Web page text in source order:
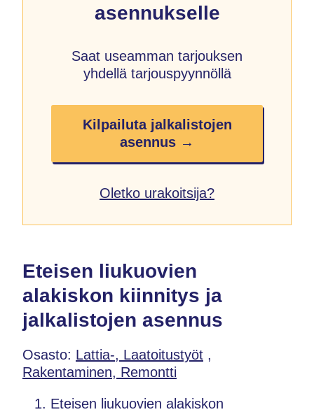
asennukselle
Saat useamman tarjouksen
yhdellä tarjouspyynnöllä
Kilpailuta jalkalistojen
asennus →
Oletko urakoitsija?
Eteisen liukuovien
alakiskon kiinnitys ja
jalkalistojen asennus
Osasto: Lattia-, Laatoitustyöt ,
Rakentaminen, Remontti
Eteisen liukuovien alakiskon